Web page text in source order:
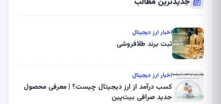
اخبار ارز دیجیتال
ثبت برند طلافروشی
اخبار ارز دیجیتال
کسب درآمد از ارز دیجیتال چیست؟ | معرفی محصول
جدید صرافی بیت‌پین